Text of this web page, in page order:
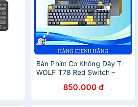
Bàn Phím Cơ Không Dây T-
WOLF T78 Red Switch –
850.000 đ